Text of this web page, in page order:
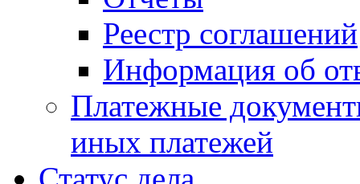
Реестр соглашений
Информация об
Платежные
иных платежей